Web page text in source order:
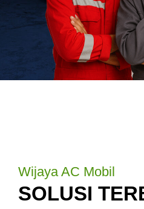
Wijaya AC Mobil
SOLUSI